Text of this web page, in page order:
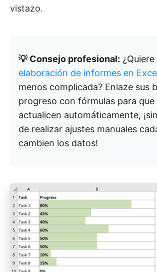
vistazo.
💡 Consejo profesional:
elaboración de informes en
menos complicada? Enlaze sus
progreso con fórmulas para que
actualicen automáticamente,
de realizar ajustes manuales
cambien los datos!